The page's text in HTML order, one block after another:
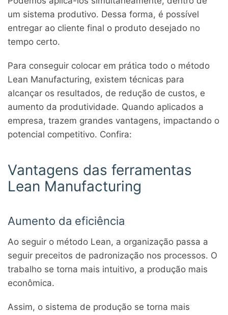
um sistema produtivo. Dessa forma, é possível
entregar ao cliente final o produto desejado no
tempo certo.
Para conseguir colocar em prática todo o método
Lean Manufacturing, existem técnicas para
alcançar os resultados, de redução de custos, e
aumento da produtividade. Quando aplicados a
empresa, trazem grandes vantagens, impactando o
potencial competitivo. Confira:
Vantagens das ferramentas
Lean Manufacturing
Aumento da eficiência
Ao seguir o método Lean, a organização passa a
seguir preceitos de padronização nos processos. O
trabalho se torna mais intuitivo, a produção mais
econômica.
Assim, o sistema de produção se torna mais